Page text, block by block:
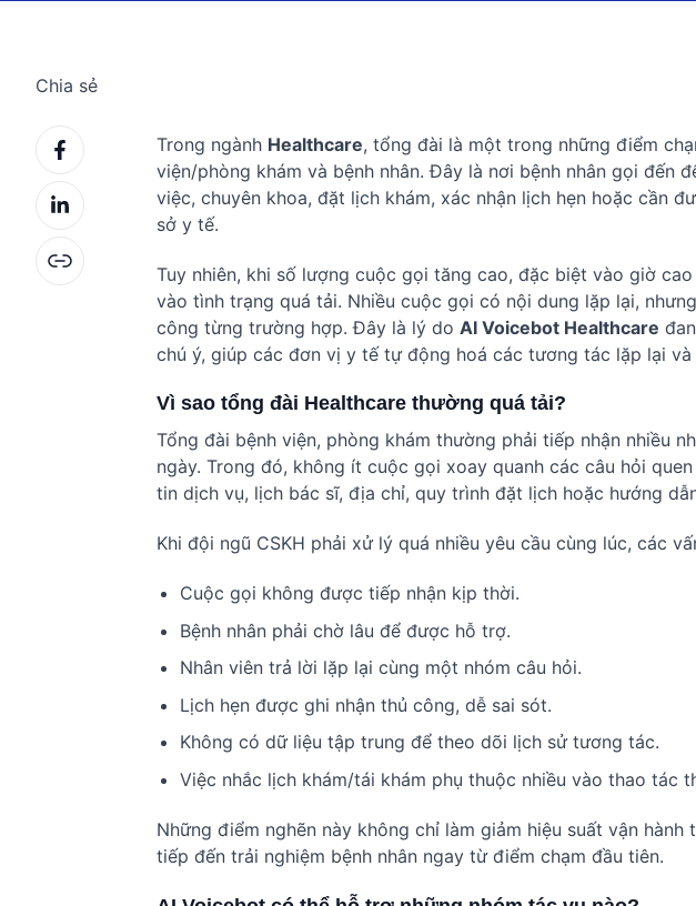
Chia sẻ
Trong ngành Healthcare, tổng đài là một trong những điểm
viện/phòng khám và bệnh nhân. Đây là nơi bệnh nhân gọi đến
việc, chuyên khoa, đặt lịch khám, xác nhận lịch hẹn hoặc cần
sở y tế.
Tuy nhiên, khi số lượng cuộc gọi tăng cao, đặc biệt vào giờ
vào tình trạng quá tải. Nhiều cuộc gọi có nội dung lặp lại,
công từng trường hợp. Đây là lý do AI Voicebot Healthcare
chú ý, giúp các đơn vị y tế tự động hoá các tương tác lặp lại và
Vì sao tổng đài Healthcare thường quá tải?
Tổng đài bệnh viện, phòng khám thường phải tiếp nhận nhiều
ngày. Trong đó, không ít cuộc gọi xoay quanh các câu hỏi
tin dịch vụ, lịch bác sĩ, địa chỉ, quy trình đặt lịch hoặc hướng
Khi đội ngũ CSKH phải xử lý quá nhiều yêu cầu cùng lúc, các
Cuộc gọi không được tiếp nhận kịp thời.
Bệnh nhân phải chờ lâu để được hỗ trợ.
Nhân viên trả lời lặp lại cùng một nhóm câu hỏi.
Lịch hẹn được ghi nhận thủ công, dễ sai sót.
Không có dữ liệu tập trung để theo dõi lịch sử tương tác.
Việc nhắc lịch khám/tái khám phụ thuộc nhiều vào thao tác
Những điểm nghẽn này không chỉ làm giảm hiệu suất vận
tiếp đến trải nghiệm bệnh nhân ngay từ điểm chạm đầu tiên.